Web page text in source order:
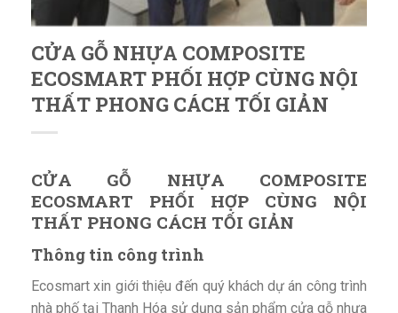
CỬA GỖ NHỰA COMPOSITE
ECOSMART PHỐI HỢP CÙNG NỘI
THẤT PHONG CÁCH TỐI GIẢN
CỬA GỖ NHỰA COMPOSITE
ECOSMART PHỐI HỢP CÙNG NỘI
THẤT PHONG CÁCH TỐI GIẢN
Thông tin công trình
Ecosmart xin giới thiệu đến quý khách dự án công trình
nhà phố tại Thanh Hóa sử dụng sản phẩm cửa gỗ nhựa